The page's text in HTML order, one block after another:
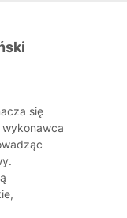
się